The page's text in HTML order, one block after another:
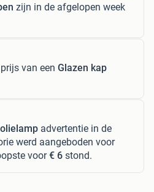
zijn in de afgelopen week
van een Glazen kap
advertentie in de
werd aangeboden voor
voor€ 6 stond.